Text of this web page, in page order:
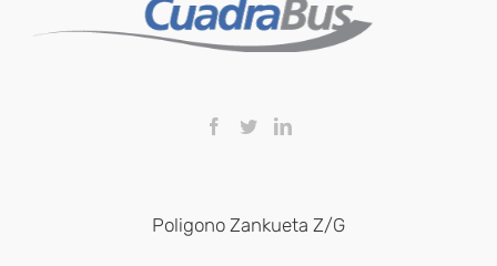
Poligono Zankueta Z/G